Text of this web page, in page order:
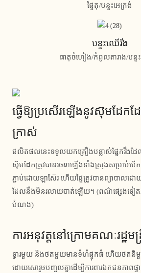
ផ្ទៃតុ/បន្ទះអេក្រង់
បន្ទះឈើរឹង
ធាតុចំហៀង/កំពូលតារាង/បន្ទះ
ធ្វើឱ្យប្រសើរឡើងនូវស៊ុមដែក
ក្រាស់
ផលិតផលនេះទទួលយកគ្រឿងបន្លាស់ផ្នែករឹងដ
ស៊ុមដែកត្រូវបានរចនាឡើងទាំងស្រុងសម្រាប់បើកផ្
ភ្ជាប់​ដោយ​ឡាស៊ែរ ហើយ​ផ្ទៃ​ត្រូវ​បាន​ព្យាបាល​ដ
ដែល​នឹង​មិន​រលាយ​បាត់​ឡើយ។ (ពណ៌ផ្សេងទៀតអា
បំណង)
ការអនុវត្តនៅក្រោមគណៈរដ្ឋមន្
ទ្វារមួយ និងថតមួយមានទំហំផ្ទុកធំ ហើយថតនីមួ
ដោយសោរួមបញ្ចូលគ្នាដើម្បីការពារឯកជនភាពផ្